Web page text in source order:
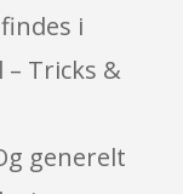
i
– Tricks &
generelt